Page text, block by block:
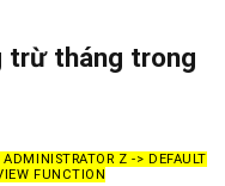
trừ tháng trong
Z -> DEFAULT
FUNCTION